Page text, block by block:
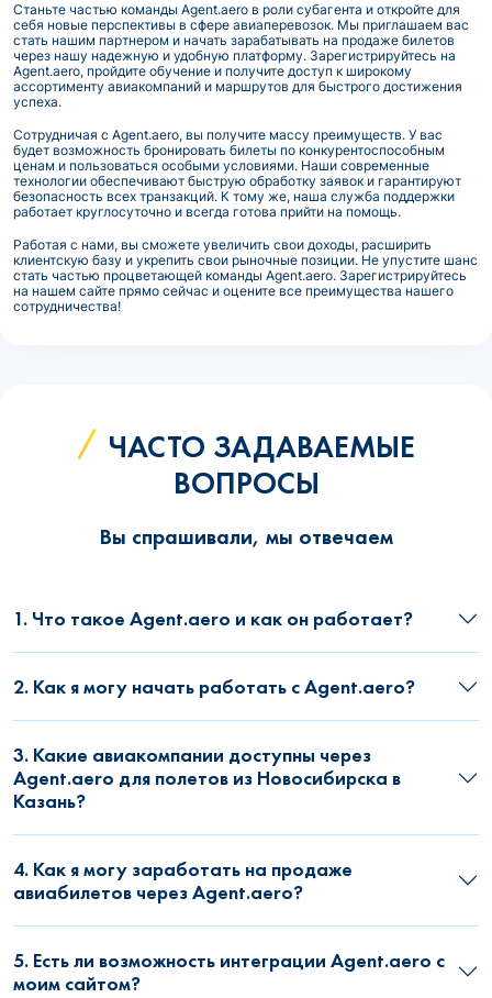
Станьте частью команды Agent.aero в роли субагента и откройте для
себя новые перспективы в сфере авиаперевозок. Мы приглашаем вас
стать нашим партнером и начать зарабатывать на продаже билетов
через нашу надежную и удобную платформу. Зарегистрируйтесь на
Agent.aero, пройдите обучение и получите доступ к широкому
ассортименту авиакомпаний и маршрутов для быстрого достижения
успеха.
Сотрудничая с Agent.aero, вы получите массу преимуществ. У вас
будет возможность бронировать билеты по конкурентоспособным
ценам и пользоваться особыми условиями. Наши современные
технологии обеспечивают быструю обработку заявок и гарантируют
безопасность всех транзакций. К тому же, наша служба поддержки
работает круглосуточно и всегда готова прийти на помощь.
Работая с нами, вы сможете увеличить свои доходы, расширить
клиентскую базу и укрепить свои рыночные позиции. Не упустите шанс
стать частью процветающей команды Agent.aero. Зарегистрируйтесь
на нашем сайте прямо сейчас и оцените все преимущества нашего
сотрудничества!
ЧАСТО ЗАДАВАЕМЫЕ
ВОПРОСЫ
Вы спрашивали, мы отвечаем
1. Что такое Agent.aero и как он работает?
2. Как я могу начать работать с Agent.aero?
3. Какие авиакомпании доступны через
Agent.aero для полетов из Новосибирска в
Казань?
4. Как я могу заработать на продаже
авиабилетов через Agent.aero?
5. Есть ли возможность интеграции Agent.aero с
моим сайтом?